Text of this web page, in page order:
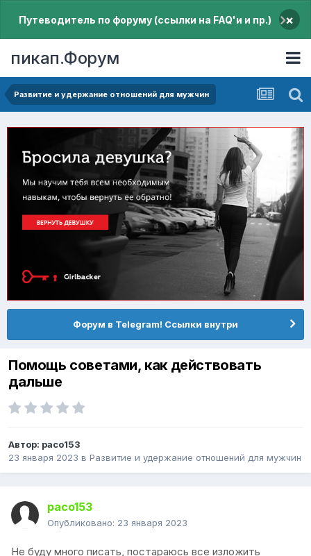
Путеводитель по форуму (ссылки на FAQ'и и пр.) ×
пикап.Форум
Pазвитие и удержание отношений для мужчин
Форум в Telegram! Ссылки внутри
Помощь советами, как действовать
дальше
Автор: paco153
23 января 2023 в Pазвитие и удержание отношений для мужчин
paco153
Опубликовано: 23 января 2023
Не буду много писать, постараюсь все изложить